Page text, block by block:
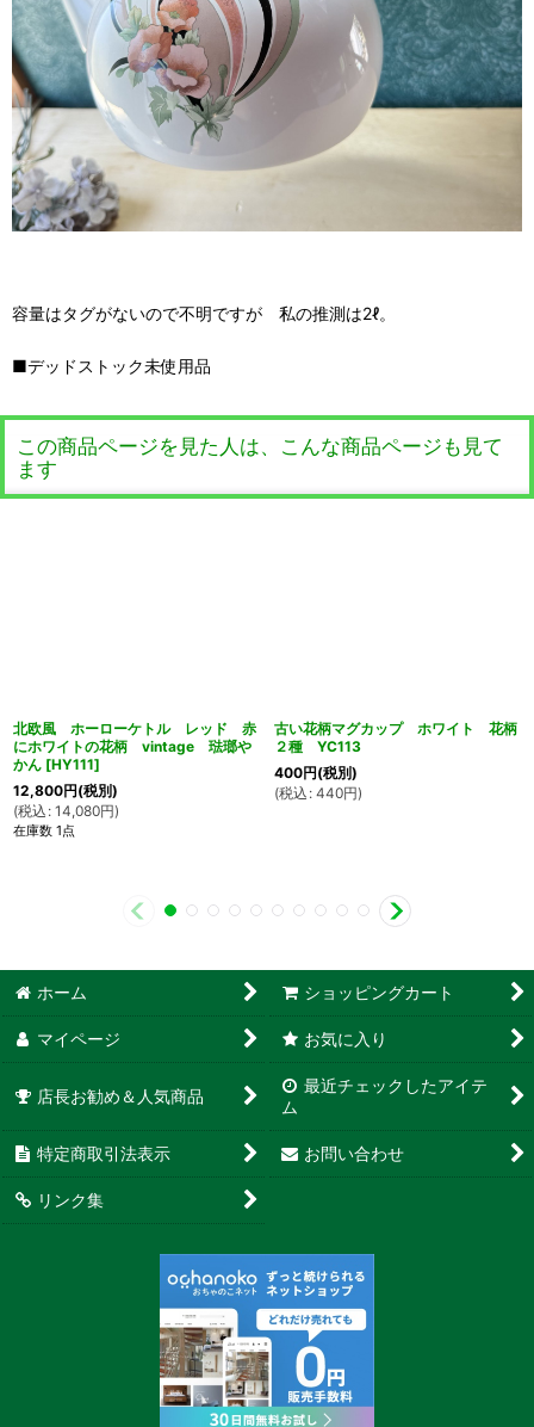
容量はタグがないので不明ですが 私の推測は2ℓ。
■デッドストック未使用品
この商品ページを見た人は、こんな商品ページも見て
ます
北欧風 ホーローケトル レッド 赤
にホワイトの花柄 vintage 琺瑯や
かん [HY111]
12,800円(税別)
(税込 : 14,080円)
在庫数 1点
古い花柄マグカップ ホワイト 花柄
２種 YC113
400円(税別)
(税込 : 440円)
ホーム ショッピングカート
マイページ お気に入り
店長お勧め＆人気商品
最近チェックしたアイテ
ム
特定商取引法表示 お問い合わせ
リンク集